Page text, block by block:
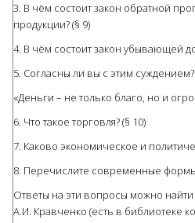
3. В чём состоит закон обратной
продукции? (§ 9)
4. В чём состоит закон убывающей
5. Согласны ли вы с этим
«Деньги – не только благо, но и
6. Что такое торговля? (§ 10)
7. Каково экономическое и
8. Перечислите современные формы
Ответы на эти вопросы можно
А.И. Кравченко (есть в библиотеке